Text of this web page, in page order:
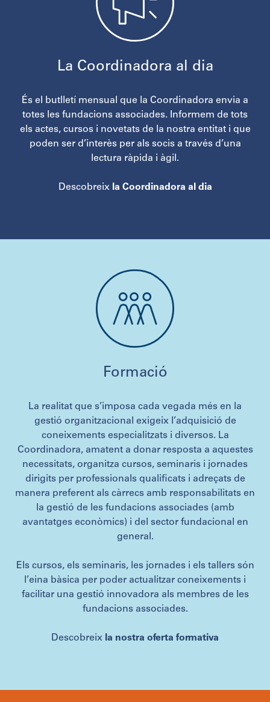
La Coordinadora al dia
És el butlletí mensual que la Coordinadora envia a
totes les fundacions associades. Informem de tots
els actes, cursos i novetats de la nostra entitat i que
poden ser d’interès per als socis a través d’una
lectura ràpida i àgil.
Descobreix la Coordinadora al dia
Formació
La realitat que s’imposa cada vegada més en la
gestió organitzacional exigeix l’adquisició de
coneixements especialitzats i diversos. La
Coordinadora, amatent a donar resposta a aquestes
necessitats, organitza cursos, seminaris i jornades
dirigits per professionals qualificats i adreçats de
manera preferent als càrrecs amb responsabilitats en
la gestió de les fundacions associades (amb
avantatges econòmics) i del sector fundacional en
general.
Els cursos, els seminaris, les jornades i els tallers són
l’eina bàsica per poder actualitzar coneixements i
facilitar una gestió innovadora als membres de les
fundacions associades.
Descobreix la nostra oferta formativa